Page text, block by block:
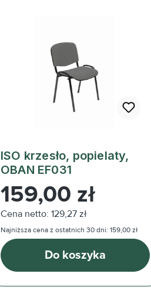
ISO krzesło, popielaty,
OBAN EF031
Cena regularna:
159,00 zł
Cena netto: 129,27 zł
Najniższa cena z ostatnich 30 dni: 159,00 zł
Do koszyka